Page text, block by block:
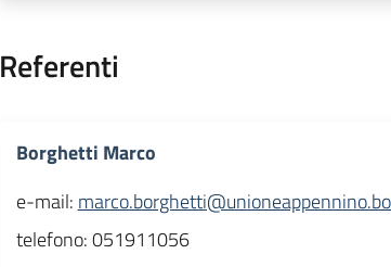
Referenti
Borghetti Marco
e-mail:
telefono:051911056